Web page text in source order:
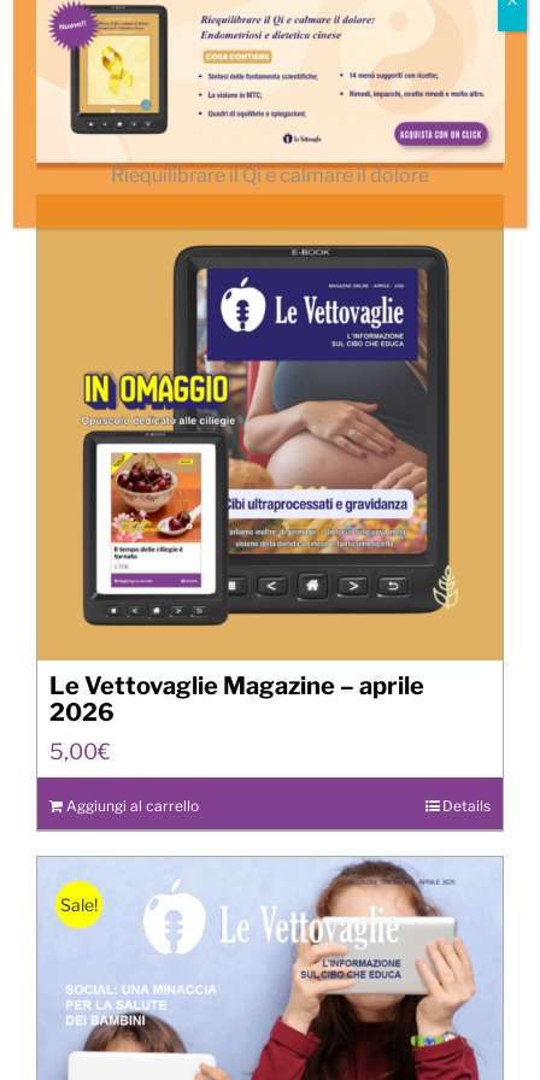
Le Vettovaglie Magazine – dicembre
2025
5,00 €
Aggiungi al carrello Details
Le Vettovaglie Magazine – aprile
2026
5,00€
Aggiungi al carrello Details
Sale!
Riequilibrare il Qi e calmare il dolore